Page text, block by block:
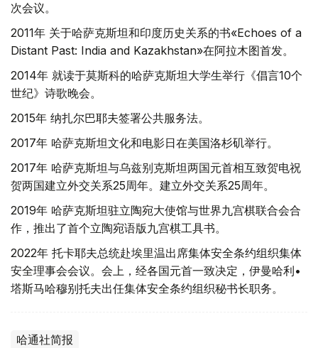
次会议。
2011年 关于哈萨克斯坦和印度历史关系的书«Echoes of a
Distant Past: India and Kazakhstan»在阿拉木图首发。
2014年 就读于莫斯科的哈萨克斯坦大学生举行《倡言10个
世纪》诗歌晚会。
2015年 纳扎尔巴耶夫签署公共服务法。
2017年 哈萨克斯坦文化和电影日在美国洛杉矶举行。
2017年 哈萨克斯坦与乌兹别克斯坦两国元首相互致贺电祝
贺两国建立外交关系25周年。建立外交关系25周年。
2019年 哈萨克斯坦驻立陶宛大使馆与世界九宫棋联合会合
作，推出了首个立陶宛语版九宫棋工具书。
2022年 托卡耶夫总统赴埃里温出席集体安全条约组织集体
安全理事会会议。会上，经各国元首一致决定，伊曼哈利•
塔斯马哈穆别托夫出任集体安全条约组织秘书长职务。
哈通社简报